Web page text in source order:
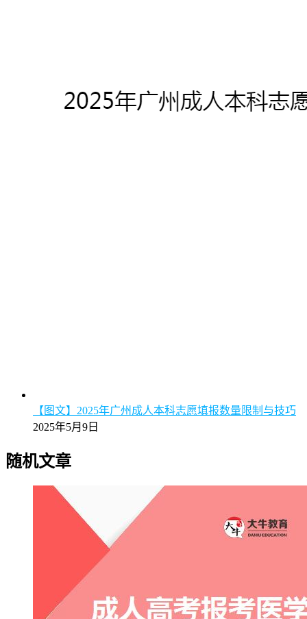
【图文】2025年广州成人本科志愿填报数量限制与技巧
2025年5月9日
随机文章